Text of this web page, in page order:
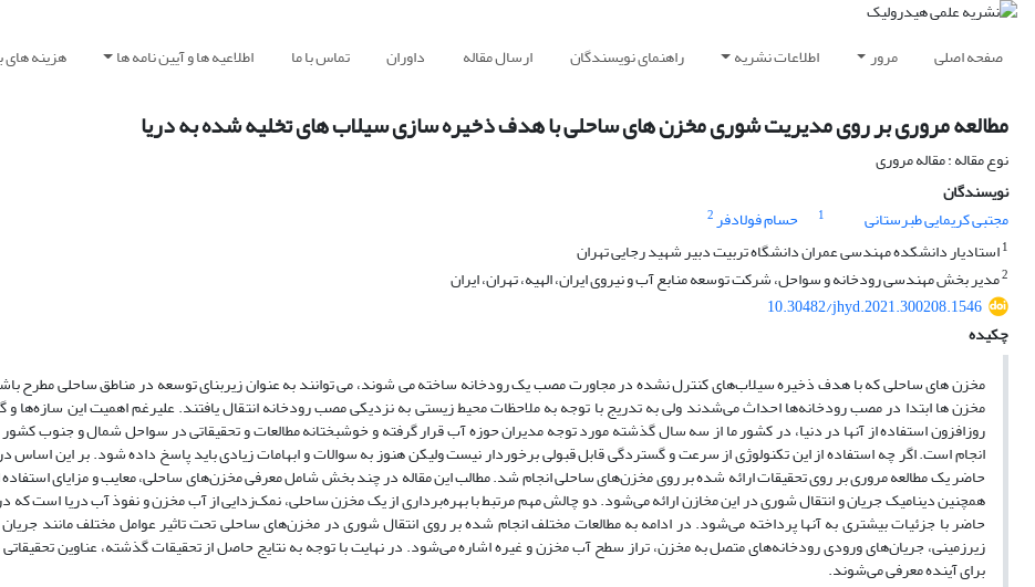
صفحه اصلی مرور اطلاعات نشریه راهنمای نویسندگان ارسال مقاله داوران تماس با ما اطلاعیه ها و آیین نامه ها هزینه های
مطالعه مروری بر روی مدیریت شوری مخزن های ساحلی با هدف ذخیره سازی سیلاب های تخلیه شده به دریا
نوع مقاله : مقاله مروری
نویسندگان
مجتبی کریمایی طبرستانی
1 حسام فولادفر2
1استادیار دانشکده مهندسی عمران دانشگاه تربیت دبیر شهید رجایی تهران
2مدیر بخش مهندسی رودخانه و سواحل، شرکت توسعه منابع آب و نیروی ایران، الهیه، تهران، ایران
10.30482/jhyd.2021.300208.1546
چکیده
مخزن های ساحلی که با هدف ذخیره سیلاب‌های کنترل نشده در مجاورت مصب یک رودخانه ساخته می شوند، می توانند به عنوان زیربنای توسعه در مناطق ساحلی مطرح
مخزن ها ابتدا در مصب رودخانه‌ها احداث می‌شدند ولی به تدریج با توجه به ملاحظات محیط زیستی به نزدیکی مصب رودخانه انتقال یافتند. علیرغم اهمیت این سازه‌ها
روزافزون استفاده از آنها در دنیا، در کشور ما از سه سال گذشته مورد توجه مدیران حوزه آب قرار گرفته و خوشبختانه مطالعات و تحقیقاتی در سواحل شمال و جنوب
انجام است. اگر چه استفاده از این تکنولوژی از سرعت و گستردگی قابل قبولی برخوردار نیست ولیکن هنوز به سوالات و ابهامات زیادی باید پاسخ داده شود. بر این اساس
حاضر یک مطالعه مروری بر روی تحقیقات ارائه شده بر روی مخزن‌های ساحلی انجام شد. مطالب این مقاله در چند بخش شامل معرفی مخزن‌های ساحلی، معایب و مزایای استفاده
همچنین دینامیک جریان و انتقال شوری در این مخازن ارائه می‌شود. دو چالش مهم مرتبط با بهره‌برداری از یک مخزن ساحلی، نمک‌زدایی از آب مخزن و نفوذ آب دریا است که
حاضر با جزئیات بیشتری به آنها پرداخته می‌شود. در ادامه به مطالعات مختلف انجام شده بر روی انتقال شوری در مخزن‌های ساحلی تحت تاثیر عوامل مختلف مانند
زیرزمینی، جریان‌های ورودی رودخانه‌های متصل به مخزن، تراز سطح آب مخزن و غیره اشاره می‌شود. در نهایت با توجه به نتایج حاصل از تحقیقات گذشته، عناوین
برای آینده معرفی می‌شوند.